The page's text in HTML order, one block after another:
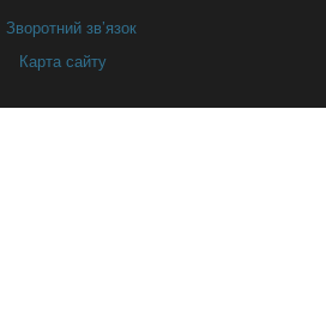
Зворотний зв’язок
Карта сайту